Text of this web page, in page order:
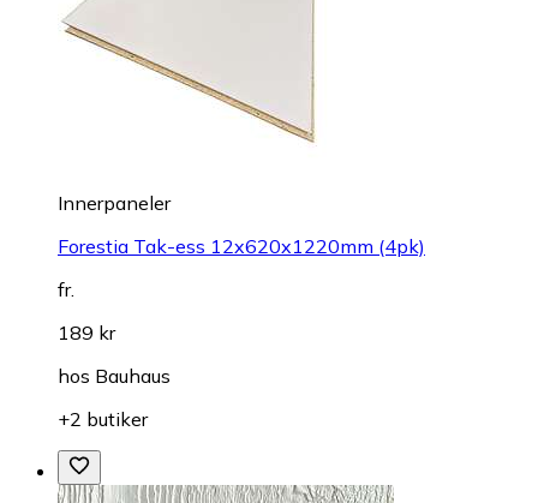
Innerpaneler
Forestia Tak-ess 12x620x1220mm (4pk)
fr.
189 kr
hos Bauhaus
+2 butiker